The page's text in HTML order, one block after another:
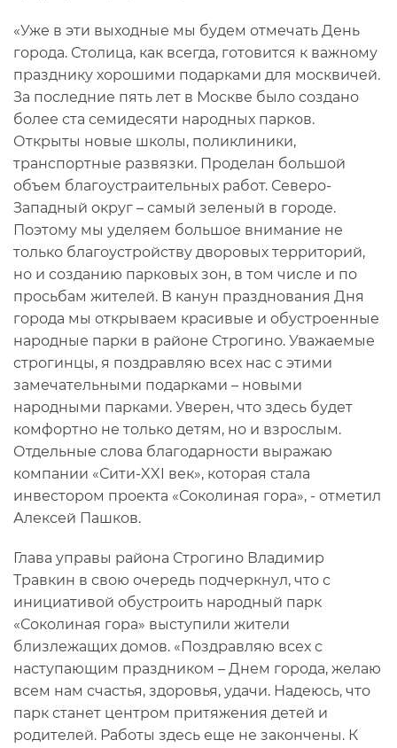
«Уже в эти выходные мы будем отмечать День
города. Столица, как всегда, готовится к важному
празднику хорошими подарками для москвичей.
За последние пять лет в Москве было создано
более ста семидесяти народных парков.
Открыты новые школы, поликлиники,
транспортные развязки. Проделан большой
объем благоустраительных работ. Северо-
Западный округ – самый зеленый в городе.
Поэтому мы уделяем большое внимание не
только благоустройству дворовых территорий,
но и созданию парковых зон, в том числе и по
просьбам жителей. В канун празднования Дня
города мы открываем красивые и обустроенные
народные парки в районе Строгино. Уважаемые
строгинцы, я поздравляю всех нас с этими
замечательными подарками – новыми
народными парками. Уверен, что здесь будет
комфортно не только детям, но и взрослым.
Отдельные слова благодарности выражаю
компании «Сити-XXI век», которая стала
инвестором проекта «Соколиная гора», - отметил
Алексей Пашков.
Глава управы района Строгино Владимир
Травкин в свою очередь подчеркнул, что с
инициативой обустроить народный парк
«Соколиная гора» выступили жители
близлежащих домов. «Поздравляю всех с
наступающим праздником – Днем города, желаю
всем нам счастья, здоровья, удачи. Надеюсь, что
парк станет центром притяжения детей и
родителей. Работы здесь еще не закончены. К